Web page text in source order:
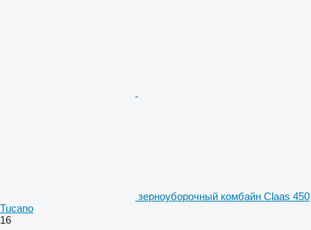
зерноуборочный комбайн Claas 450
Tucano
16